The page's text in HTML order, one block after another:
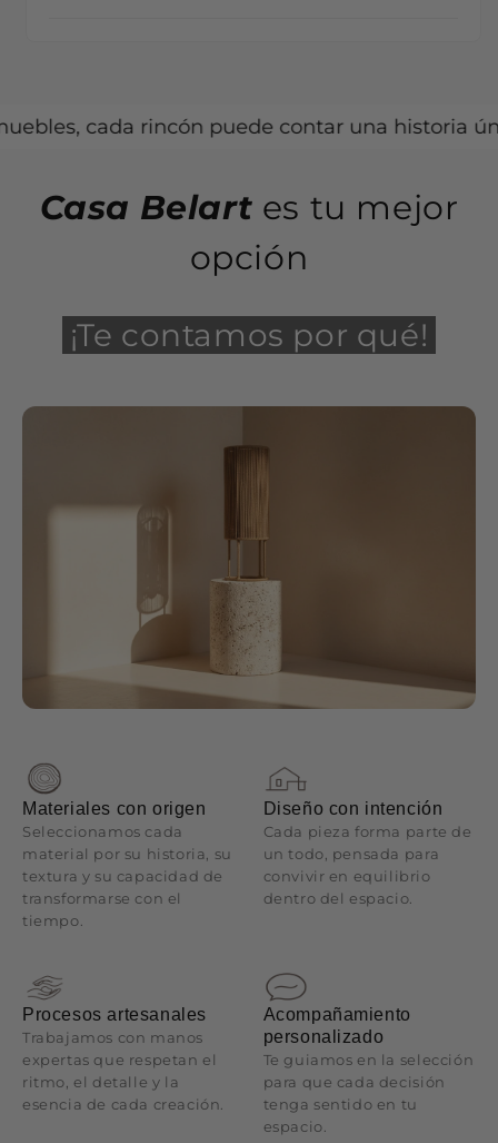
cada rincón puede contar una historia única.
Casa Belart es tu mejor
opción
¡Te contamos por qué!
Materiales con origen
Seleccionamos cada
material por su historia, su
textura y su capacidad de
transformarse con el
tiempo.
Diseño con intención
Cada pieza forma parte de
un todo, pensada para
convivir en equilibrio
dentro del espacio.
Procesos artesanales
Trabajamos con manos
expertas que respetan el
ritmo, el detalle y la
esencia de cada creación.
Acompañamiento
personalizado
Te guiamos en la selección
para que cada decisión
tenga sentido en tu
espacio.